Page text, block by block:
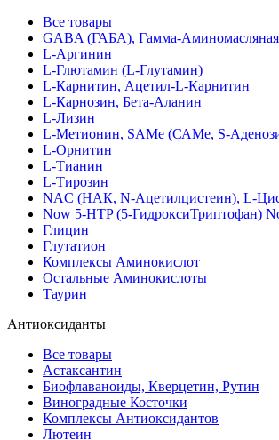
Все товары
GABA (ГАБА), Гамма-Аминомасляная
L-Аргинин
L-Глютамин (L-Глутамин)
L-Карнитин, Ацетил-L-Карнитин
L-Карнозин, Бета-Аланин
L-Лизин
L-Метионин, SAMe (САМе, S-
L-Орнитин
L-Тианин
L-Тирозин
NAC (НАК, N-Ацетилцистеин), L-
Now 5-HTP (5-ГидроксиТриптофан)
Глицин
Глутатион
Комплексы Аминокислот
Остальные Аминокислоты
Таурин
Антиоксиданты
Все товары
Астаксантин
Биофлаваноиды, Кверцетин, Рутин
Виноградные Косточки
Комплексы Антиоксидантов
Лютеин